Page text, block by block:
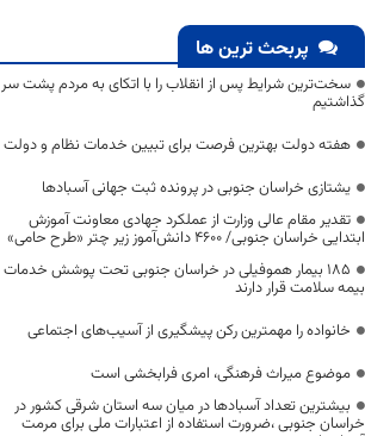
پربحث ترین ها
سخت‌ترین شرایط پس از انقلاب را با اتکای به مردم پشت سر
گذاشتیم
هفته دولت بهترین فرصت برای تبیین خدمات نظام و دولت
یشتازی خراسان جنوبی در پرونده ثبت جهانی آسبادها
تقدیر مقام عالی وزارت از عملکرد جهادی معاونت آموزش
ابتدایی خراسان جنوبی/ ۴۶۰۰ دانش‌آموز زیر چتر «طرح حامی»
۱۸۵ بیمار هموفیلی در خراسان جنوبی تحت پوشش خدمات
بیمه سلامت قرار دارند
خانواده را مهمترین رکن پیشگیری از آسیب‌های اجتماعی
موضوع میراث فرهنگی، امری فرابخشی است
بیشترین تعداد آسبادها در میان سه استان شرقی کشور در
خراسان جنوبی ،ضرورت استفاده از اعتبارات ملی برای مرمت